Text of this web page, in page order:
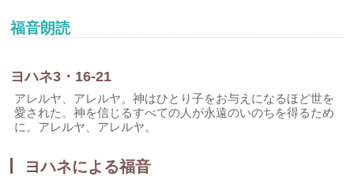
福音朗読
ヨハネ3・16-21
アレルヤ、アレルヤ。神はひとり子をお与えになるほど世を
愛された。神を信じるすべての人が永遠のいのちを得るため
に。アレルヤ、アレルヤ。
ヨハネによる福音